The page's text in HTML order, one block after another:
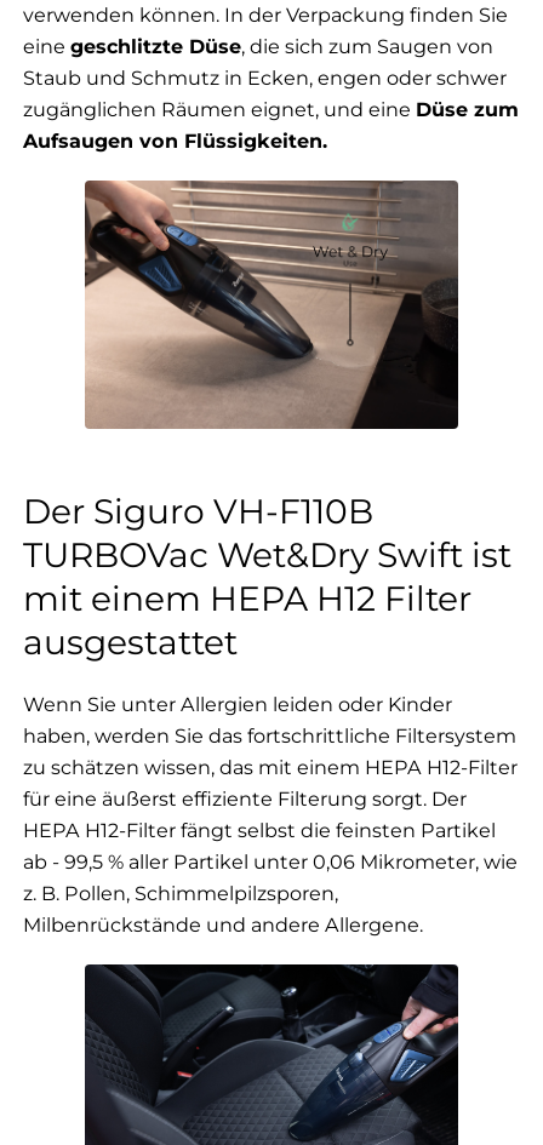
verwenden können. In der Verpackung finden Sie
eine geschlitzte Düse, die sich zum Saugen von
Staub und Schmutz in Ecken, engen oder schwer
zugänglichen Räumen eignet, und eine Düse zum
Aufsaugen von Flüssigkeiten.
Der Siguro VH-F110B
TURBOVac Wet&Dry Swift ist
mit einem HEPA H12 Filter
ausgestattet
Wenn Sie unter Allergien leiden oder Kinder
haben, werden Sie das fortschrittliche Filtersystem
zu schätzen wissen, das mit einem HEPA H12-Filter
für eine äußerst effiziente Filterung sorgt. Der
HEPA H12-Filter fängt selbst die feinsten Partikel
ab - 99,5 % aller Partikel unter 0,06 Mikrometer, wie
z. B. Pollen, Schimmelpilzsporen,
Milbenrückstände und andere Allergene.